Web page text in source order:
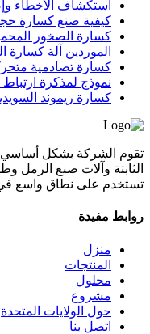
استكشاف الأخطاء
كيفية صنع كسارة
كسارة الصخور
الموردين آلة كسارة
كسارة تصادمية
نموذج لمذكرة
كسارة ريموند
تقوم الشركة بشكل أساسي
الثابتة وآلات صنع الرمل
تستخدم على نطاق واسع في
روابط مفيدة
منزل
المنتجات
محلول
مشروع
حول الولايات المتحدة
اتصل بنا